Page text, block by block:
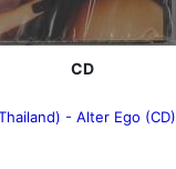
CD
- Alter Ego (CD)